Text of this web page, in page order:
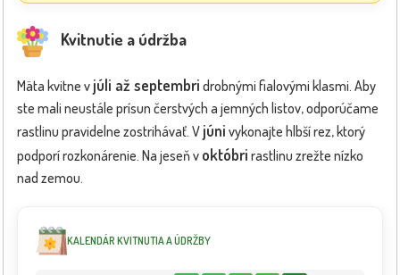
Kvitnutie a údržba
Mäta kvitne v júli až septembri drobnými fialovými klasmi. Aby
ste mali neustále prísun čerstvých a jemných listov, odporúčame
rastlinu pravidelne zostrihávať. V júni vykonajte hlbší rez, ktorý
podporí rozkonárenie. Na jeseň v októbri rastlinu zrežte nízko
nad zemou.
KALENDÁR KVITNUTIA A ÚDRŽBY